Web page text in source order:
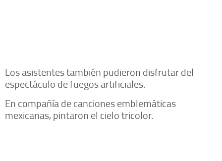
Los asistentes también pudieron disfrutar del
espectáculo de fuegos artificiales.
En compañía de canciones emblemáticas
mexicanas, pintaron el cielo tricolor.